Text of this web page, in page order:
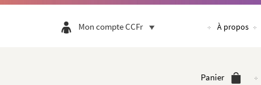
Mon compte CCFr À propos
Panier